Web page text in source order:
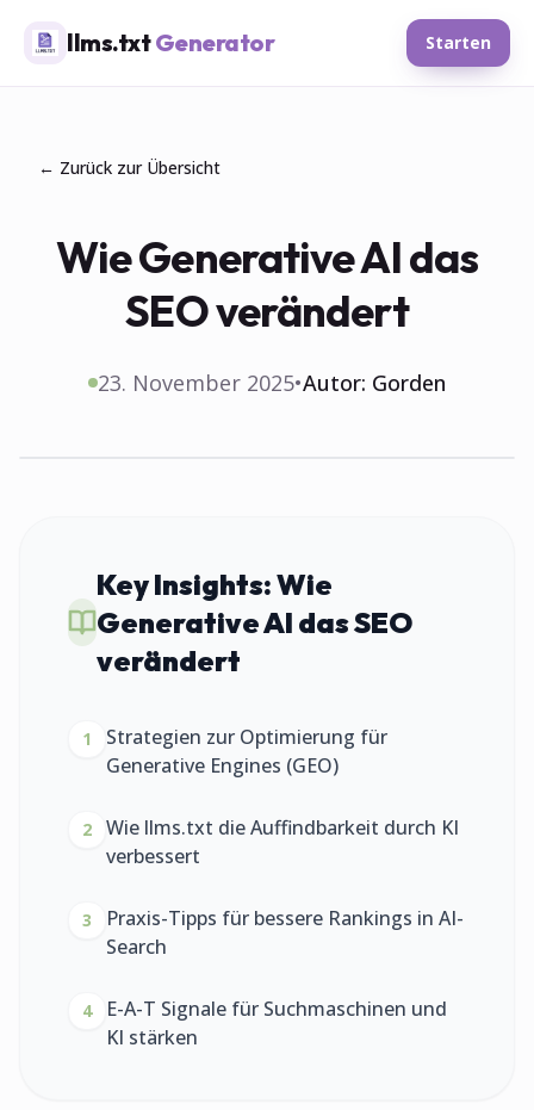
llms.txtGenerator Starten
← Zurück zur Übersicht
Wie Generative AI das
SEO verändert
23. November 2025•Autor: Gorden
Key Insights:Wie
Generative AI das SEO
verändert
1
Strategien zur Optimierung für
Generative Engines (GEO)
2
Wie llms.txt die Auffindbarkeit durch KI
verbessert
3
Praxis-Tipps für bessere Rankings in AI-
Search
4
E-A-T Signale für Suchmaschinen und
KI stärken